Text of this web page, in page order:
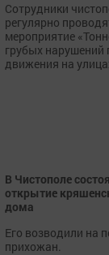
Сотрудники
регулярно
мероприятие
грубых
движения на
В Чистополе
открытие
дома
Его возводили на
прихожан.